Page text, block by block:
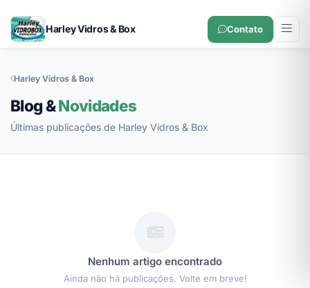
Harley Vidros & Box Contato
Harley Vidros & Box
Blog &Novidades
Últimas publicações de Harley Vidros & Box
Nenhum artigo encontrado
Ainda não há publicações. Volte em breve!